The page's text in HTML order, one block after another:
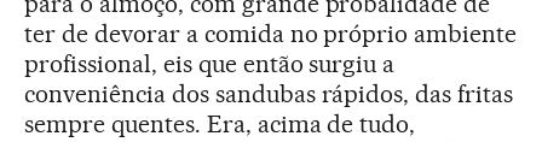
ter de devorar a comida no próprio ambiente
profissional, eis que então surgiu a
conveniência dos sandubas rápidos, das fritas
sempre quentes. Era, acima de tudo,